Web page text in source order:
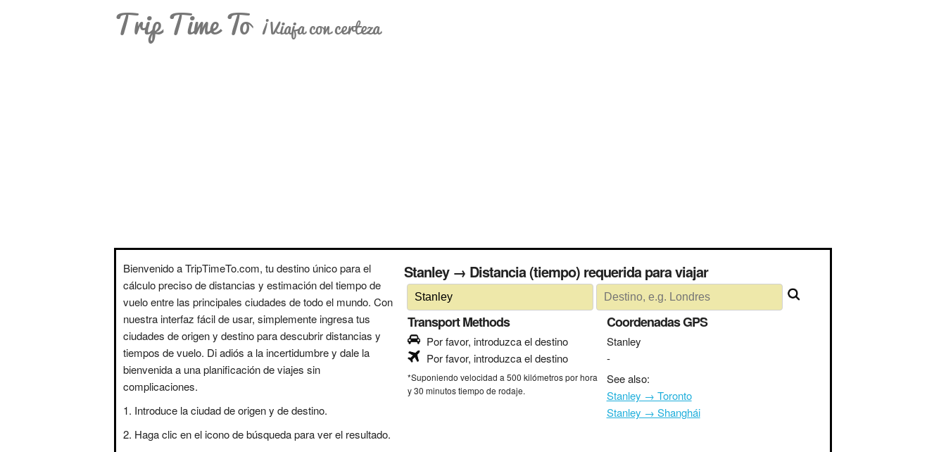
Trip Time To ¡Viaja con certeza
Bienvenido a TripTimeTo.com, tu destino único para el
cálculo preciso de distancias y estimación del tiempo de
vuelo entre las principales ciudades de todo el mundo. Con
nuestra interfaz fácil de usar, simplemente ingresa tus
ciudades de origen y destino para descubrir distancias y
tiempos de vuelo. Di adiós a la incertidumbre y dale la
bienvenida a una planificación de viajes sin
complicaciones.
Introduce la ciudad de origen y de destino.
Haga clic en el icono de búsqueda para ver el resultado.
Stanley → Distancia (tiempo) requerida para viajar
Transport Methods
Por favor, introduzca el destino
Por favor, introduzca el destino
*Suponiendo velocidad a 500 kilómetros por hora
y 30 minutos tiempo de rodaje.
Coordenadas GPS
Stanley
-
See also:
Stanley → Toronto
Stanley → Shanghái